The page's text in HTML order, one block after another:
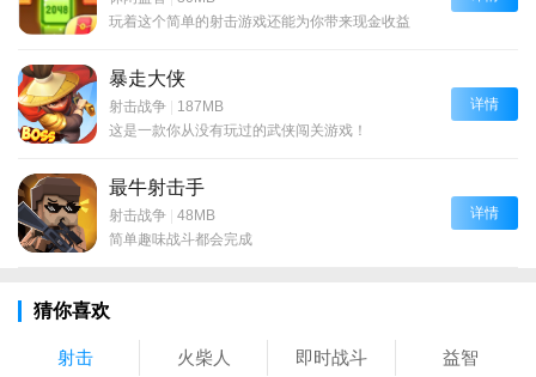
玩着这个简单的射击游戏还能为你带来现金收益
暴走大侠
射击战争 | 187MB
这是一款你从没有玩过的武侠闯关游戏！
详情
最牛射击手
射击战争 | 48MB
简单趣味战斗都会完成
详情
猜你喜欢
射击 火柴人 即时战斗 益智